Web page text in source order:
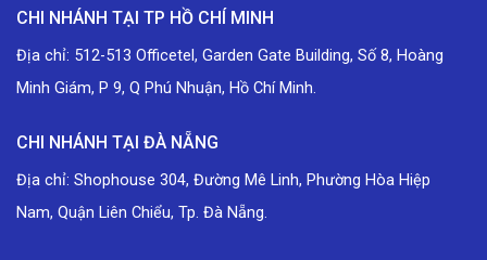
CHI NHÁNH TẠI TP HỒ CHÍ MINH
Địa chỉ: 512-513 Officetel, Garden Gate Building, Số 8, Hoàng
Minh Giám, P 9, Q Phú Nhuận, Hồ Chí Minh.
CHI NHÁNH TẠI ĐÀ NẴNG
Địa chỉ: Shophouse 304, Đường Mê Linh, Phường Hòa Hiệp
Nam, Quận Liên Chiểu, Tp. Đà Nẵng.